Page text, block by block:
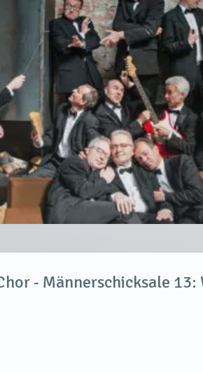
- Männerschicksale